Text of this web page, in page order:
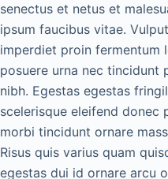
senectus et netus et
ipsum faucibus vitae.
imperdiet proin fermentum
posuere urna nec tincidunt
nibh. Egestas egestas
scelerisque eleifend donec
morbi tincidunt ornare
Risus quis varius quam
egestas dui id ornare arcu